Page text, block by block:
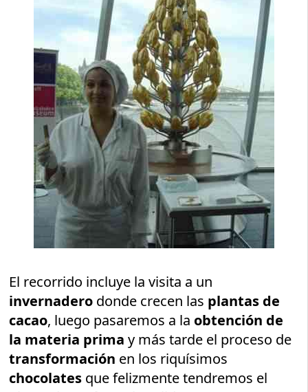
El recorrido incluye la visita a un
invernadero donde crecen las plantas de
cacao, luego pasaremos a la obtención de
la materia prima y más tarde el proceso de
transformación en los riquísimos
chocolates que felizmente tendremos el